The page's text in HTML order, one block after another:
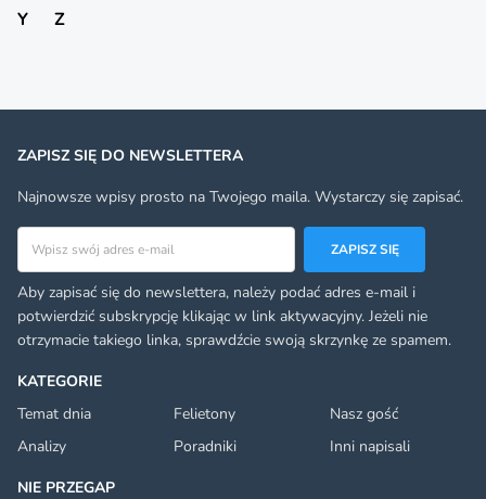
Y
Z
KATEGORIE
Temat dnia
Felietony
Nasz gość
Analizy
Poradniki
Inni napisali
NIE PRZEGAP
ZAPISZ SIĘ DO NEWSLETTERA
Najnowsze wpisy prosto na Twojego maila. Wystarczy się zapisać.
Adres email
ZAPISZ SIĘ
Aby zapisać się do newslettera, należy podać adres e-mail i
potwierdzić subskrypcję klikając w link aktywacyjny. Jeżeli nie
otrzymacie takiego linka, sprawdźcie swoją skrzynkę ze spamem.